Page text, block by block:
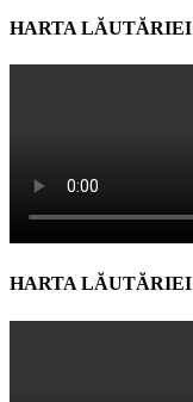
HARTA
HARTA